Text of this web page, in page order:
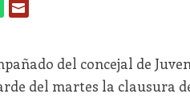
del concejal de
del martes la clausura